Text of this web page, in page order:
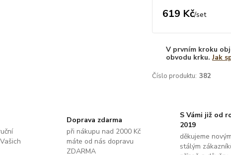
619 Kč/set
V prvním kroku
obvodu krku.Jak
Číslo produktu: 382
Doprava zdarma
při nákupu nad 2000 Kč
máte od nás dopravu
ZDARMA
S Vámi již od
2019
děkujeme
stálým